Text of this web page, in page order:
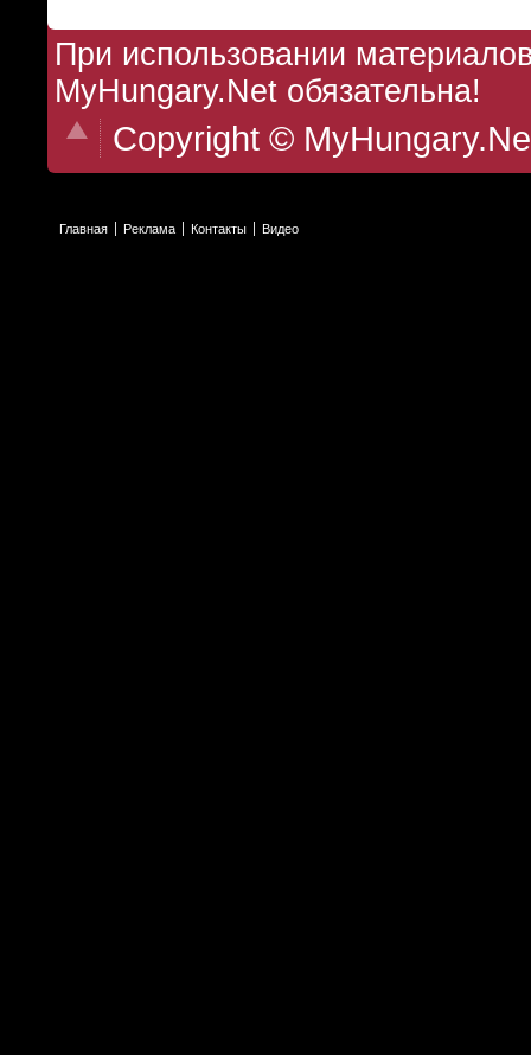
При использовании
MyHungary.Net обязательна!
Copyright ©
Главная Реклама Контакты Видео